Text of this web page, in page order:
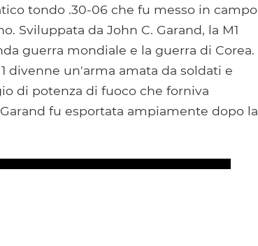
Tumblr
Pocket
tondo .30-06 che fu messo in campo
Sviluppata da John C. Garand, la M1
guerra mondiale e la guerra di Corea.
divenne un'arma amata da soldati e
di potenza di fuoco che forniva
fu esportata ampiamente dopo la